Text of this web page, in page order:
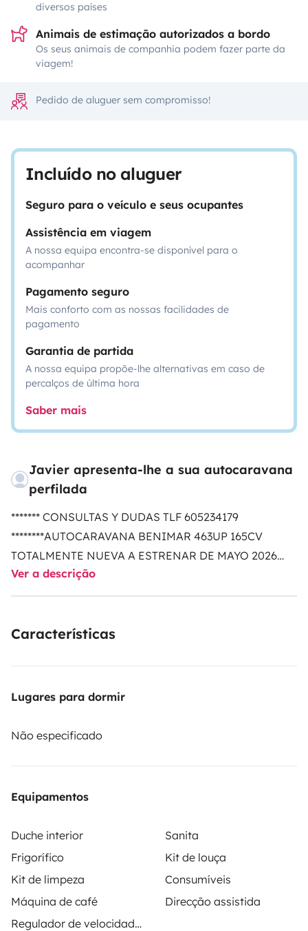
diversos países
Animais de estimação autorizados a bordo
Os seus animais de companhia podem fazer parte da
viagem!
Pedido de aluguer sem compromisso!
Incluído no aluguer
Seguro para o veículo e seus ocupantes
Assistência em viagem
A nossa equipa encontra-se disponível para o
acompanhar
Pagamento seguro
Mais conforto com as nossas facilidades de
pagamento
Garantia de partida
A nossa equipa propõe-lhe alternativas em caso de
percalços de última hora
Saber mais
Javier apresenta-lhe a sua autocaravana
perfilada
******* CONSULTAS Y DUDAS TLF 605234179
********AUTOCARAVANA BENIMAR 463UP 165CV
TOTALMENTE NUEVA A ESTRENAR DE MAYO 2026
CON SEGURO INCLUIDO EN EL PRECIO. 5 PLAZAS
VIAJAR Y 5 DORMIR. TOLDO EXTERIOR. TV CON
VIDEO, DISNEY+ FRIGORIFICO TRIVALENTE DE
UNA GRAN CAMA KING XXL DE 210 ANCHO X 190
METER BICIS, MESA CON SILLAS EXTERIOR,
PLACA SOLAR, EXTINTOR, ETC
Ver a descrição
Características
Lugares para dormir
Não especificado
Equipamentos
Duche interior
Sanita
Frigorífico
Kit de louça
Kit de limpeza
Consumíveis
Máquina de café
Direcção assistida
Regulador de velocidade / Cruise Control